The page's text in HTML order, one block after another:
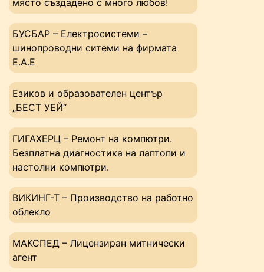
място създадено с много любов!
БУСБАР – Електросистеми –
шинопроводни ситеми на фирмата
Е.А.Е
Езиков и образователен център
„БЕСТ УЕЙ“
ГИГАХЕРЦ – Ремонт на компютри.
Безплатна диагностика на лаптопи и
настолни компютри.
ВИКИНГ-Т – Производство на работно
облекло
МАКСПЕД – Лицензиран митнически
агент